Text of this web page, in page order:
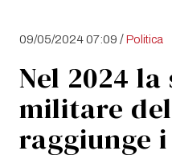
09/05/2024 07:09 /Politica
Nel 2024 la
militare
raggiunge